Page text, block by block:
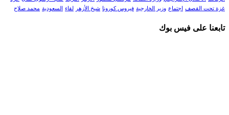
غزة تحت القصف اجتماع وزير الخارجية فيروس كورونا شيخ الأزهر لقاء السعودية محمد صلاح
تابعنا على فيس بوك